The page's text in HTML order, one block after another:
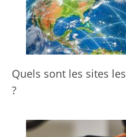
Quels sont les sites
?